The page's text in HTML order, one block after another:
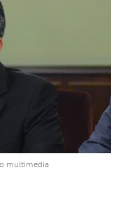
multimedia